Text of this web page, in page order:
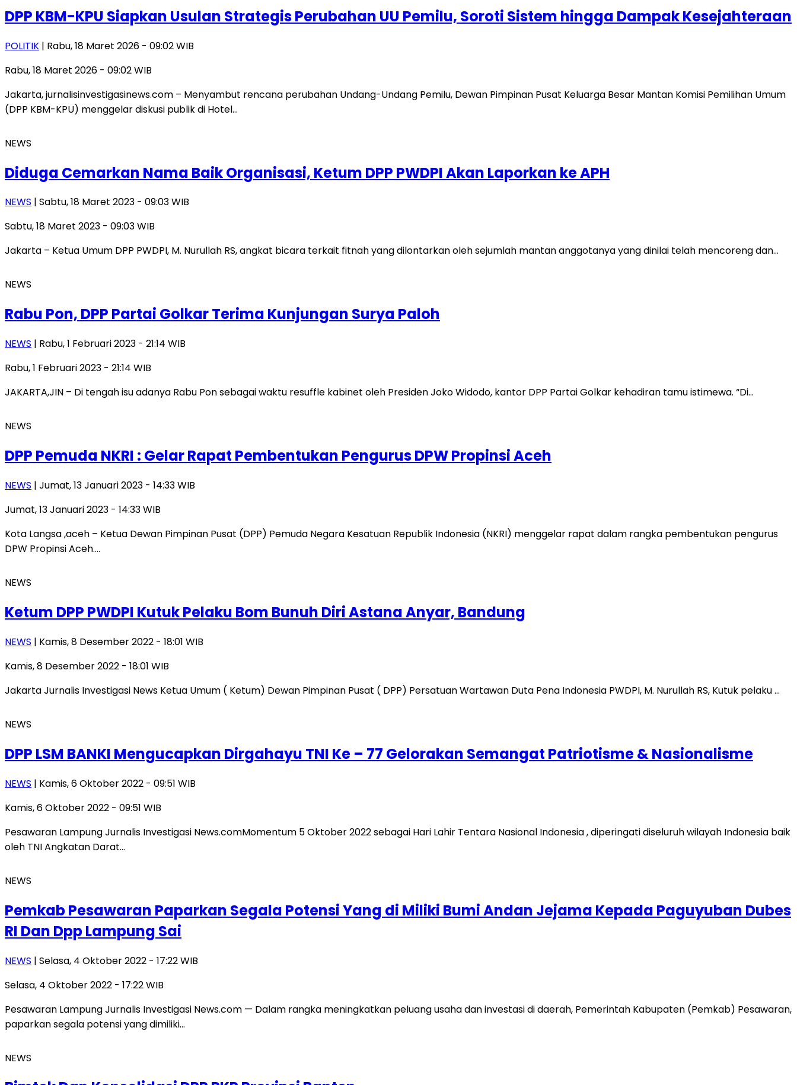
DPP KBM-KPU Siapkan Usulan Strategis Perubahan UU Pemilu, Soroti Sistem hingga Dampak Kesejahteraan
POLITIK | Rabu, 18 Maret 2026 - 09:02 WIB
Rabu, 18 Maret 2026 - 09:02 WIB
Jakarta, jurnalisinvestigasinews.com – Menyambut rencana perubahan Undang-Undang Pemilu, Dewan Pimpinan Pusat Keluarga Besar Mantan Komisi Pemilihan Umum
(DPP KBM-KPU) menggelar diskusi publik di Hotel…
NEWS
Diduga Cemarkan Nama Baik Organisasi, Ketum DPP PWDPI Akan Laporkan ke APH
NEWS | Sabtu, 18 Maret 2023 - 09:03 WIB
Sabtu, 18 Maret 2023 - 09:03 WIB
Jakarta – Ketua Umum DPP PWDPI, M. Nurullah RS, angkat bicara terkait fitnah yang dilontarkan oleh sejumlah mantan anggotanya yang dinilai telah mencoreng dan…
NEWS
Rabu Pon, DPP Partai Golkar Terima Kunjungan Surya Paloh
NEWS | Rabu, 1 Februari 2023 - 21:14 WIB
Rabu, 1 Februari 2023 - 21:14 WIB
JAKARTA,JIN – Di tengah isu adanya Rabu Pon sebagai waktu resuffle kabinet oleh Presiden Joko Widodo, kantor DPP Partai Golkar kehadiran tamu istimewa. “Di…
NEWS
DPP Pemuda NKRI : Gelar Rapat Pembentukan Pengurus DPW Propinsi Aceh
NEWS | Jumat, 13 Januari 2023 - 14:33 WIB
Jumat, 13 Januari 2023 - 14:33 WIB
Kota Langsa ,aceh – Ketua Dewan Pimpinan Pusat (DPP) Pemuda Negara Kesatuan Republik Indonesia (NKRI) menggelar rapat dalam rangka pembentukan pengurus
DPW Propinsi Aceh….
NEWS
Ketum DPP PWDPI Kutuk Pelaku Bom Bunuh Diri Astana Anyar, Bandung
NEWS | Kamis, 8 Desember 2022 - 18:01 WIB
Kamis, 8 Desember 2022 - 18:01 WIB
Jakarta Jurnalis Investigasi News Ketua Umum ( Ketum) Dewan Pimpinan Pusat ( DPP) Persatuan Wartawan Duta Pena Indonesia PWDPI, M. Nurullah RS, Kutuk pelaku …
NEWS
DPP LSM BANKI Mengucapkan Dirgahayu TNI Ke – 77 Gelorakan Semangat Patriotisme & Nasionalisme
NEWS | Kamis, 6 Oktober 2022 - 09:51 WIB
Kamis, 6 Oktober 2022 - 09:51 WIB
Pesawaran Lampung Jurnalis Investigasi News.comMomentum 5 Oktober 2022 sebagai Hari Lahir Tentara Nasional Indonesia , diperingati diseluruh wilayah Indonesia baik
oleh TNI Angkatan Darat…
NEWS
Pemkab Pesawaran Paparkan Segala Potensi Yang di Miliki Bumi Andan Jejama Kepada Paguyuban Dubes
RI Dan Dpp Lampung Sai
NEWS | Selasa, 4 Oktober 2022 - 17:22 WIB
Selasa, 4 Oktober 2022 - 17:22 WIB
Pesawaran Lampung Jurnalis Investigasi News.com — Dalam rangka meningkatkan peluang usaha dan investasi di daerah, Pemerintah Kabupaten (Pemkab) Pesawaran,
paparkan segala potensi yang dimiliki…
NEWS